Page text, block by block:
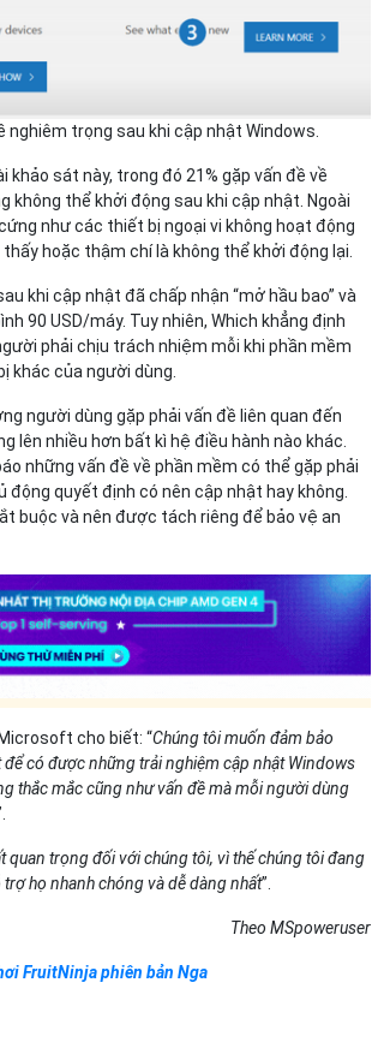
nghiêm trọng sau khi cập nhật Windows.
khảo sát này, trong đó 21% gặp vấn đề về
thể khởi động sau khi cập nhật. Ngoài
như các thiết bị ngoại vi không hoạt động
hoặc thậm chí là không thể khởi động lại.
khi cập nhật đã chấp nhận “mở hầu bao” và
90 USD/máy. Tuy nhiên, Which khẳng định
phải chịu trách nhiệm mỗi khi phần mềm
khác của người dùng.
người dùng gặp phải vấn đề liên quan đến
lên nhiều hơn bất kì hệ điều hành nào khác.
những vấn đề về phần mềm có thể gặp phải
quyết định có nên cập nhật hay không.
buộc và nên được tách riêng để bảo vệ an
cho biết: “Chúng tôi muốn đảm bảo
có được những trải nghiệm cập nhật Windows
thắc mắc cũng như vấn đề mà mỗi người dùng
quan trọng đối với chúng tôi, vì thế chúng tôi đang
họ nhanh chóng và dễ dàng nhất”.
Theo MSpoweruser
FruitNinja phiên bản Nga